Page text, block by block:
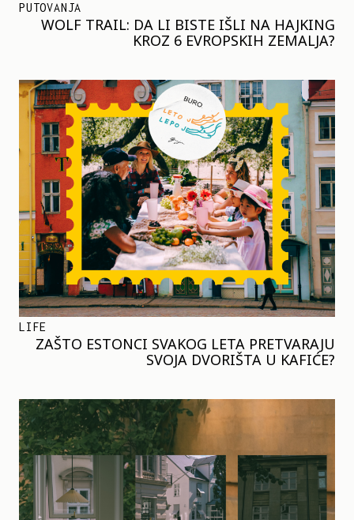
PUTOVANJA
WOLF TRAIL: DA LI BISTE IŠLI NA HAJKING
KROZ 6 EVROPSKIH ZEMALJA?
LIFE
ZAŠTO ESTONCI SVAKOG LETA PRETVARAJU
SVOJA DVORIŠTA U KAFIĆE?